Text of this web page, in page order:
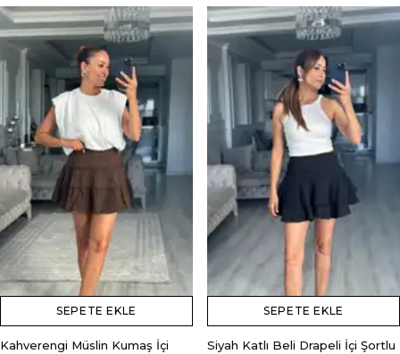
SEPETE EKLE
Kahverengi Müslin Kumaş İçi
SEPETE EKLE
Siyah Katlı Beli Drapeli İçi Şortlu